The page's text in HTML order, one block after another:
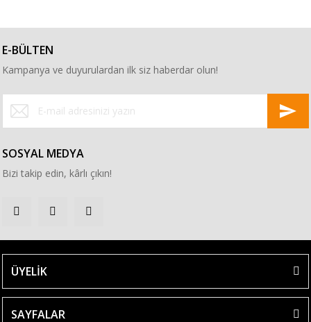
E-BÜLTEN
Kampanya ve duyurulardan ilk siz haberdar olun!
SOSYAL MEDYA
Bizi takip edin, kârlı çıkın!
ÜYELİK
SAYFALAR